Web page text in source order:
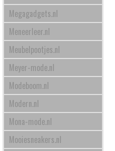
Megagadgets.nl
Meneerleer.nl
Meubelpootjes.nl
Meyer-mode.nl
Modeboom.nl
Modern.nl
Mona-mode.nl
Mooiesneakers.nl